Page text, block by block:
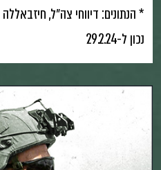
* הנתונים: דיווחי צה״ל,
נכון ל-29.2.24